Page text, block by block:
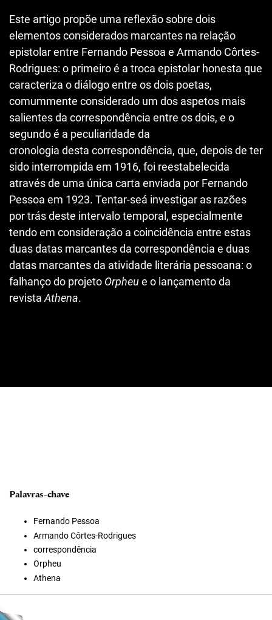
Este artigo propõe uma reflexão sobre dois
elementos considerados marcantes na relação
epistolar entre Fernando Pessoa e Armando Côrtes-
Rodrigues: o primeiro é a troca epistolar honesta que
caracteriza o diálogo entre os dois poetas,
comummente considerado um dos aspetos mais
salientes da correspondência entre os dois, e o
segundo é a peculiaridade da
cronologia desta correspondência, que, depois de ter
sido interrompida em 1916, foi reestabelecida
através de uma única carta enviada por Fernando
Pessoa em 1923. Tentar-seá investigar as razões
por trás deste intervalo temporal, especialmente
tendo em consideração a coincidência entre estas
duas datas marcantes da correspondência e duas
datas marcantes da atividade literária pessoana: o
falhanço do projeto Orpheue o lançamento da
revista Athena.
Palavras-chave
Fernando Pessoa
Armando Côrtes-Rodrigues
correspondência
Orpheu
Athena